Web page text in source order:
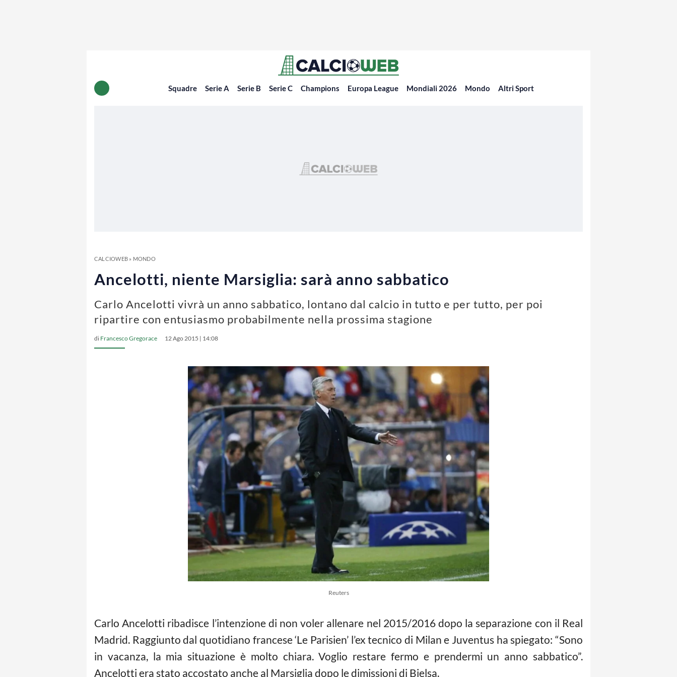
Squadre Serie A Serie B Serie C Champions Europa League Mondiali 2026 Mondo Altri Sport
CALCIOWEB» MONDO
Ancelotti, niente Marsiglia: sarà anno sabbatico
Carlo Ancelotti vivrà un anno sabbatico, lontano dal calcio in tutto e per tutto, per poi
ripartire con entusiasmo probabilmente nella prossima stagione
di Francesco Gregorace 12 Ago 2015 | 14:08
Reuters
Carlo Ancelotti ribadisce l’intenzione di non voler allenare nel 2015/2016 dopo la separazione con il Real
Madrid. Raggiunto dal quotidiano francese ‘Le Parisien’ l’ex tecnico di Milan e Juventus ha spiegato: “Sono
in vacanza, la mia situazione è molto chiara. Voglio restare fermo e prendermi un anno sabbatico”.
Ancelotti era stato accostato anche al Marsiglia dopo le dimissioni di Bielsa.